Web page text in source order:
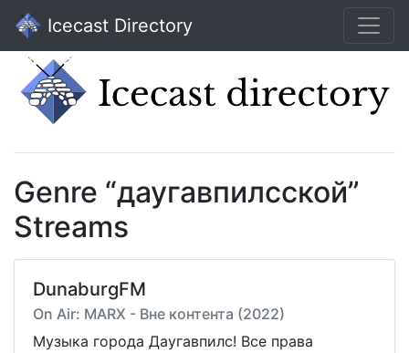
Icecast Directory
Genre “даугавпилсской”
Streams
DunaburgFM
On Air: MARX - Вне контента (2022)
Музыка города Даугавпилс! Все права